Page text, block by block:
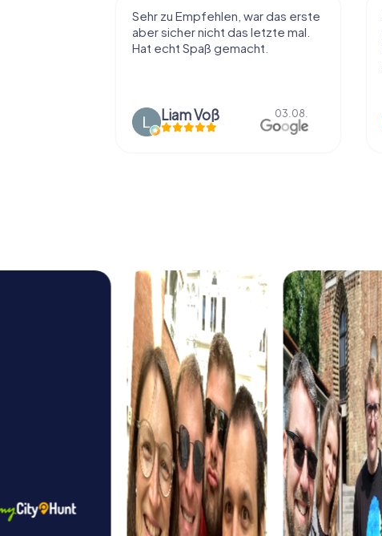
Sehr zu Empfehlen, war das erste
aber sicher nicht das letzte mal.
Hat echt Spaß gemacht.
Liam Voß 03.08.